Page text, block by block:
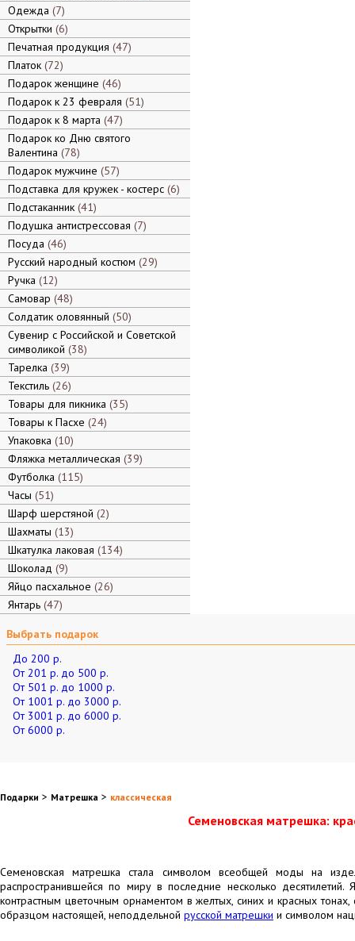
Одежда 7
Открытки 6
Печатная продукция 47
Платок 72
Подарок женщине 46
Подарок к 23 февраля 51
Подарок к 8 марта 47
Подарок ко Дню святого
Валентина 78
Подарок мужчине 57
Подставка для кружек - костерс 6
Подстаканник 41
Подушка антистрессовая 7
Посуда 46
Русский народный костюм 29
Ручка 12
Самовар 48
Солдатик оловянный 50
Сувенир с Российской и Советской
символикой 38
Тарелка 39
Текстиль 26
Товары для пикника 35
Товары к Пасхе 24
Упаковка 10
Фляжка металлическая 39
Футболка 115
Часы 51
Шарф шерстяной 2
Шахматы 13
Шкатулка лаковая 134
Шоколад 9
Яйцо пасхальное 26
Янтарь 47
Выбрать подарок
До 200 р.
От 201 р. до 500 р.
От 501 р. до 1000 р.
От 1001 р. до 3000 р.
От 3001 р. до 6000 р.
От 6000 р.
Подарки > Матрешка > классическая
Семеновская матрешка:
Семеновская матрешка стала символом всеобщей моды на
распространившейся по миру в последние несколько десятилетий.
контрастным цветочным орнаментом в желтых, синих и красных тонах,
образцом настоящей, неподдельной русской матрешки и символом